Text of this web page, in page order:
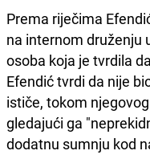
Prema riječima
na internom druženju
osoba koja je tvrdila
Efendić tvrdi da nije
ističe, tokom
gledajući ga
dodatnu sumnju kod